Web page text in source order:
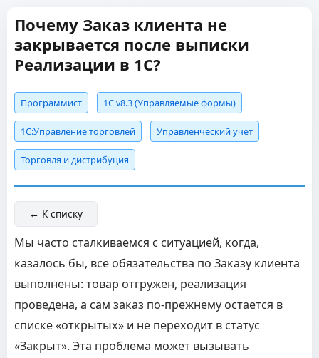
Почему Заказ клиента не
закрывается после выписки
Реализации в 1С?
Программист 1С v8.3 (Управляемые формы)
1С:Управление торговлей Управленческий учет
Торговля и дистрибуция
← К списку
Мы часто сталкиваемся с ситуацией, когда,
казалось бы, все обязательства по Заказу клиента
выполнены: товар отгружен, реализация
проведена, а сам заказ по-прежнему остается в
списке «открытых» и не переходит в статус
«Закрыт». Эта проблема может вызывать